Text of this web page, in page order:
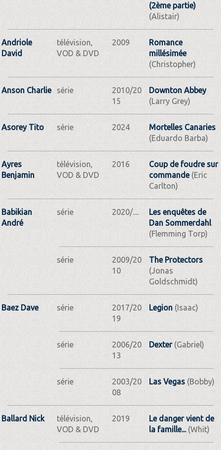
(2ème partie)
(Alistair)
Andriole
David
télévision,
VOD & DVD
2009
Romance
millésimée
(Christopher)
Anson Charlie série
2010/20
15
Downton Abbey
(Larry Grey)
Asorey Tito série 2024
Mortelles Canaries
(Eduardo Barba)
Ayres
Benjamin
télévision,
VOD & DVD
2016
Coup de foudre sur
commande(Eric
Carlton)
Babikian
André
série 2020/....
Les enquêtes de
Dan Sommerdahl
(Flemming Torp)
série
2009/20
10
The Protectors
(Jonas
Goldschmidt)
Baez Dave série
2017/20
19
Legion(Isaac)
série
2006/20
13
Dexter(Gabriel)
série
2003/20
08
Las Vegas(Bobby)
Ballard Nick
télévision,
VOD & DVD
2019
Le danger vient de
la famille...(Whit)